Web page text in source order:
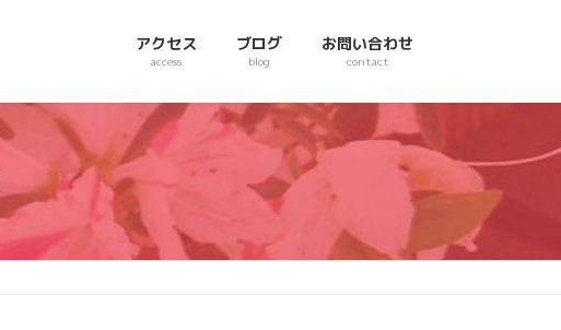
アクセス
access
ブログ
blog
お問い合わせ
contact